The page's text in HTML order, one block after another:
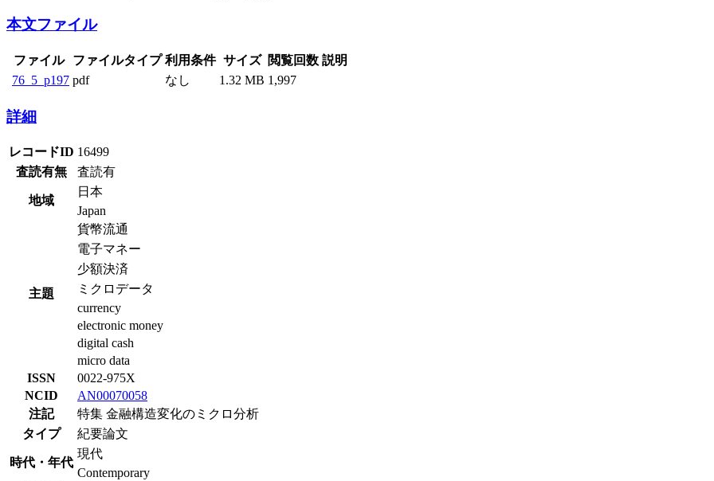
本文ファイル
ファイル ファイルタイプ 利用条件 サイズ 閲覧回数 説明
76_5_p197 pdf なし 1.32 MB 1,997
詳細
レコードID 16499
査読有無
査読有
地域
日本
Japan
主題
貨幣流通
電子マネー
少額決済
ミクロデータ
currency
electronic money
digital cash
micro data
ISSN
0022-975X
NCID
AN00070058
注記
特集 金融構造変化のミクロ分析
タイプ
紀要論文
時代・年代
現代
Contemporary